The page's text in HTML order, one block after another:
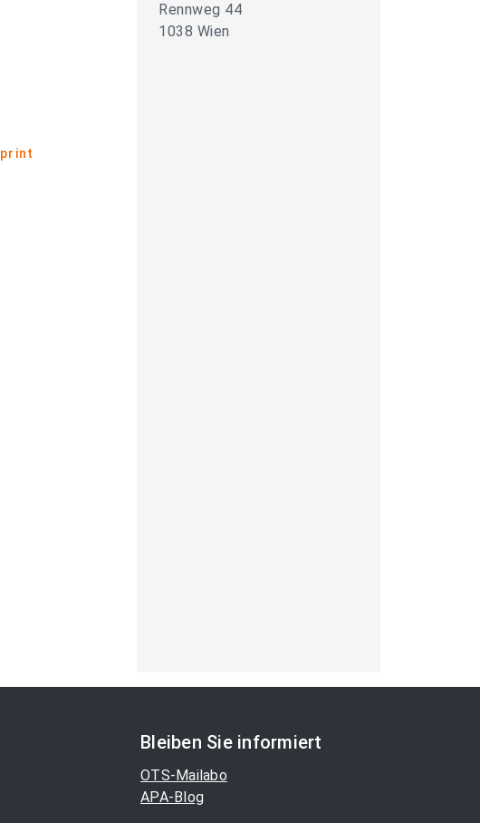
print
Rennweg 44
1038 Wien
Bleiben Sie informiert
OTS-Mailabo
APA-Blog